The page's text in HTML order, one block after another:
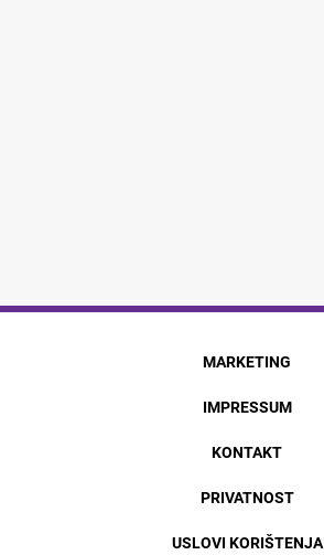
MARKETING
IMPRESSUM
KONTAKT
PRIVATNOST
USLOVI KORIŠTENJA